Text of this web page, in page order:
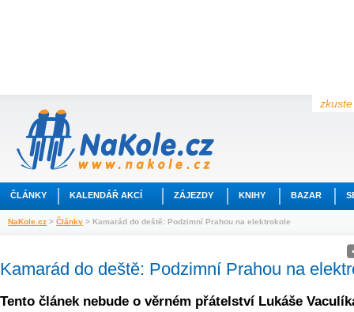
ČLÁNKY KALENDÁŘ AKCÍ ZÁJEZDY KNIHY BAZAR
NaKole.cz > Články > Kamarád do deště: Podzimní Prahou na elektrokole
Kamarád do deště: Podzimní Prahou na
Tento článek nebude o věrném přátelství Lukáše